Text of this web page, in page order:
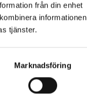
från din enhet
informationen
tjänster.
Marknadsföring